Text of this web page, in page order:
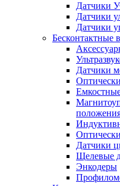
Датчики
Датчики
Датчики
Бесконтактные
Датчики
Датчики
Щелевые
Энкодеры